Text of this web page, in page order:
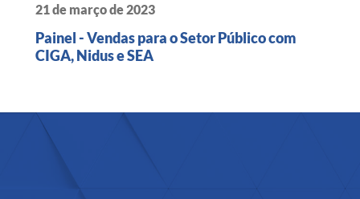
21 de março de 2023
Painel - Vendas para o Setor Público com
CIGA, Nidus e SEA